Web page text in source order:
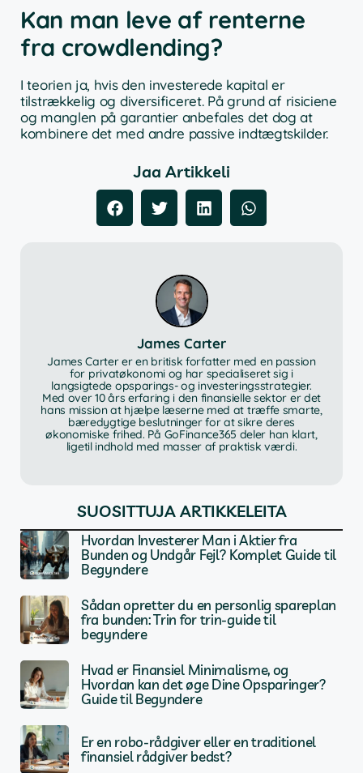
Kan man leve af renterne
fra crowdlending?
I teorien ja, hvis den investerede kapital er
tilstrækkelig og diversificeret. På grund af risiciene
og manglen på garantier anbefales det dog at
kombinere det med andre passive indtægtskilder.
Jaa Artikkeli
James Carter
James Carter er en britisk forfatter med en passion
for privatøkonomi og har specialiseret sig i
langsigtede opsparings- og investeringsstrategier.
Med over 10 års erfaring i den finansielle sektor er det
hans mission at hjælpe læserne med at træffe smarte,
bæredygtige beslutninger for at sikre deres
økonomiske frihed. På GoFinance365 deler han klart,
ligetil indhold med masser af praktisk værdi.
SUOSITTUJA ARTIKKELEITA
Hvordan Investerer Man i Aktier fra
Bunden og Undgår Fejl? Komplet Guide til
Begyndere
Sådan opretter du en personlig spareplan
fra bunden: Trin for trin-guide til
begyndere
Hvad er Finansiel Minimalisme, og
Hvordan kan det øge Dine Opsparinger?
Guide til Begyndere
Er en robo-rådgiver eller en traditionel
finansiel rådgiver bedst?